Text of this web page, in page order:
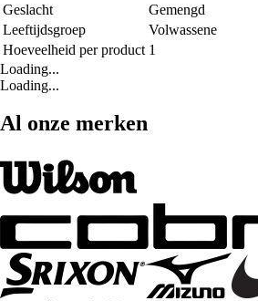
Geslacht
Gemengd
Leeftijdsgroep
Volwassene
Hoeveelheid per product 1
Loading...
Loading...
Al onze merken